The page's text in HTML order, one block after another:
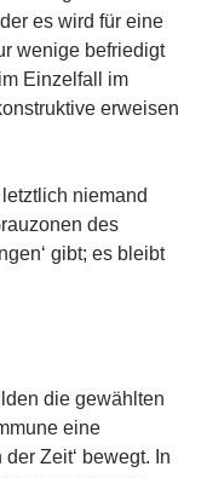
es wird für eine
wenige befriedigt
Einzelfall im
erweisen
niemand
des
gibt; es bleibt
die gewählten
eine
Zeit‘ bewegt. In